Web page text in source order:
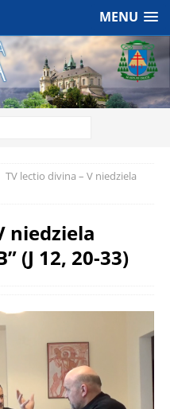
MENU
TV lectio divina – V niedziela
niedziela
(J 12, 20-33)